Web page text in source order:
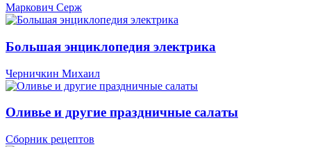
Маркович Серж
Большая энциклопедия электрика
Черничкин Михаил
Оливье и другие праздничные салаты
Сборник рецептов